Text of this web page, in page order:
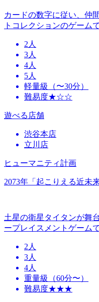
カードの数字に従い、仲
トコレクションのゲームで
2人
3人
4人
5人
軽量級（〜30分）
難易度★☆☆
遊べる店舗
渋谷本店
立川店
ヒューマニティ計画
2073年「起こりえる近未
土星の衛星タイタンが舞
ープレイスメントゲームで
2人
3人
4人
重量級（60分〜）
難易度★★★